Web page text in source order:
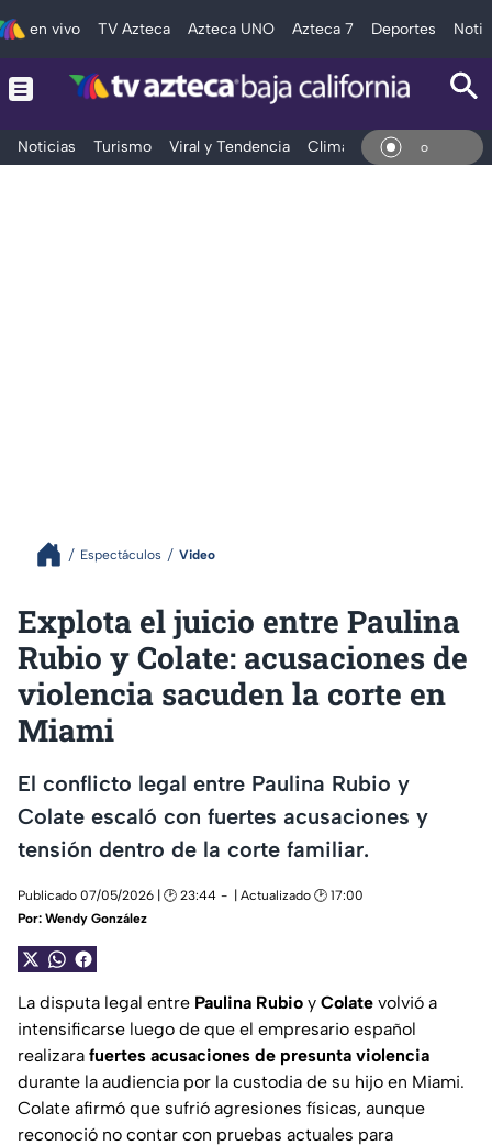
en vivo TV Azteca Azteca UNO Azteca 7 Deportes
Noticias Turismo Viral y Tendencia Clima Deportes En
Espectáculos Video
Explota el juicio entre Paulina
Rubio y Colate: acusaciones de
violencia sacuden la corte en
Miami
El conflicto legal entre Paulina Rubio y
Colate escaló con fuertes acusaciones y
tensión dentro de la corte familiar.
Publicado 07/05/2026 | 🕑 23:44
| Actualizado 🕑 17:00
Por: Wendy González
La disputa legal entre Paulina Rubio y Colate volvió a
intensificarse luego de que el empresario español
realizara fuertes acusaciones de presunta violencia
durante la audiencia por la custodia de su hijo en Miami.
Colate afirmó que sufrió agresiones físicas, aunque
reconoció no contar con pruebas actuales para